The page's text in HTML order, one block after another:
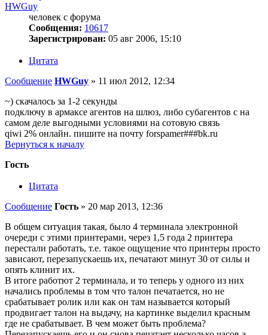
HWGuy
человек с форума
Сообщения: 10617
Зарегистрирован: 05 авг 2006, 15:10
Цитата
Сообщение HWGuy » 11 июл 2012, 12:34
~) скачалось за 1-2 секунды
подключу в армаксе агентов на шлюз, либо субагентов с на
самом деле выгодными условиями на сотовую связь
qiwi 2% онлайн. пишите на почту forspamer###bk.ru
Вернуться к началу
Гость
Цитата
Сообщение Гость » 20 мар 2013, 12:36
В общем ситуация такая, было 4 терминала электронной
очереди с этими принтерами, через 1,5 года 2 принтера
перестали работать, т.е. такое ощущение что принтеры просто
зависают, перезапускаешь их, печатают минут 30 от силы и
опять клинит их.
В итоге работют 2 терминала, и то теперь у одного из них
начались проблемы в том что талон печатается, но не
срабатывает ролик или как он там называется который
продвигает талон на выдачу, на картинке выделил красным
где не срабатывает. В чем может быть проблема?